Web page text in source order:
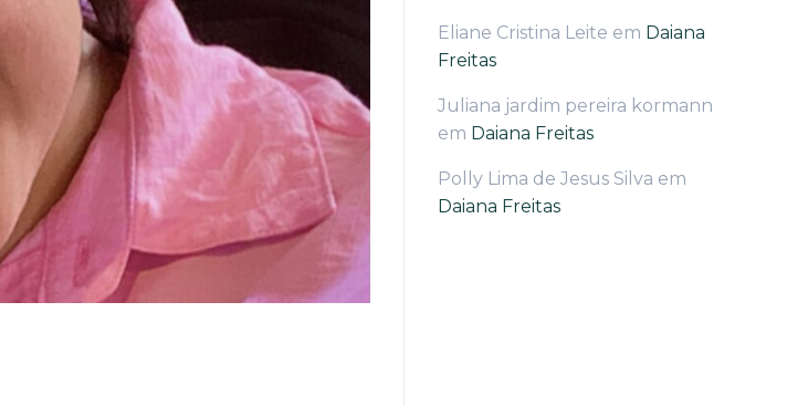
Eliane Cristina Leite em Daiana
Freitas
Juliana jardim pereira kormann
em Daiana Freitas
Polly Lima de Jesus Silva em
Daiana Freitas